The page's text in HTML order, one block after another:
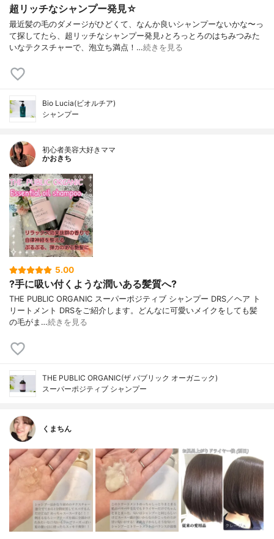
超リッチなシャンプー発見☆
最近髪の毛のダメージがひどくて、なんか良いシャンプーないかな〜っ
て探してたら、超リッチなシャンプー発見♪とろっとろのはちみつみた
いなテクスチャーで、泡立ち満点！…続きを見る
Bio Lucia(ビオルチア)
シャンプー
初心者美容大好きママ
かおきち
5.00
?手に吸い付くような潤いある髪質へ?
THE PUBLIC ORGANIC スーパーポジティブ シャンプー DRS／ヘア ト
リートメント DRSをご紹介します。どんなに可愛いメイクをしても髪
の毛がま…続きを見る
THE PUBLIC ORGANIC(ザ パブリック オーガニック)
スーパーポジティブ シャンプー
くまちん